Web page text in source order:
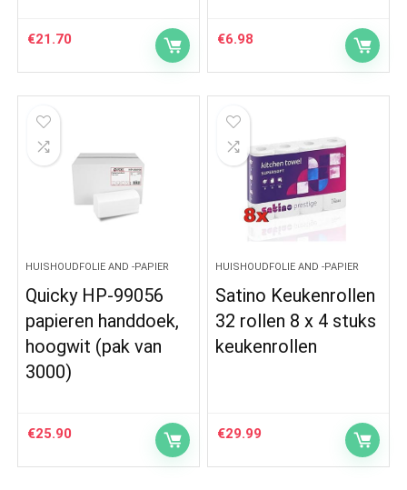
€21.70 €6.98
HUISHOUDFOLIE AND -PAPIER
Quicky HP-99056
papieren handdoek,
hoogwit (pak van
3000)
€25.90
HUISHOUDFOLIE AND -PAPIER
Satino Keukenrollen
32 rollen 8 x 4 stuks
keukenrollen
€29.99